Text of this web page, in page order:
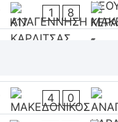
1 8
4 0